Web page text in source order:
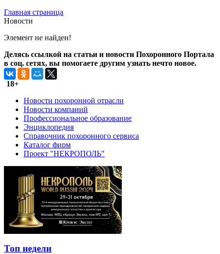
Главная страница
Новости
Элемент не найден!
Делясь ссылкой на статьи и новости Похоронного Портала
в соц. сетях, вы помогаете другим узнать нечто новое.
18+
Новости похоронной отрасли
Новости компаний
Профессиональное образование
Энциклопедия
Справочник похоронного сервиса
Каталог фирм
Проект "НЕКРОПОЛЬ"
Топ недели